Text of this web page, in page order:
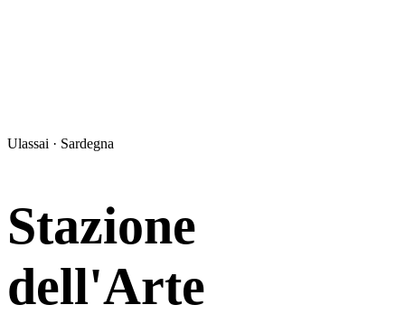
Ulassai · Sardegna
Stazione
dell'Arte